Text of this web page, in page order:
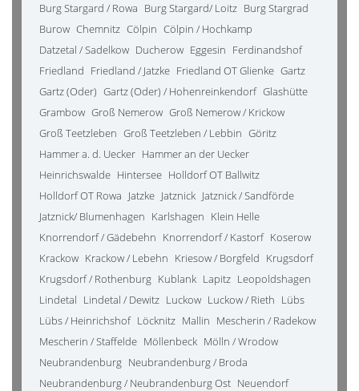
Burg Stargard / Rowa Burg Stargard/ Loitz Burg Stargrad
Burow Chemnitz Cölpin Cölpin / Hochkamp
Datzetal / Sadelkow Ducherow Eggesin Ferdinandshof
Friedland Friedland / Jatzke Friedland OT Glienke Gartz
Gartz (Oder) Gartz (Oder) / Hohenreinkendorf Glashütte
Grambow Groß Nemerow Groß Nemerow / Krickow
Groß Teetzleben Groß Teetzleben / Lebbin Göritz
Hammer a. d. Uecker Hammer an der Uecker
Heinrichswalde Hintersee Holldorf OT Ballwitz
Holldorf OT Rowa Jatzke Jatznick Jatznick / Sandförde
Jatznick/ Blumenhagen Karlshagen Klein Helle
Knorrendorf / Gädebehn Knorrendorf / Kastorf Koserow
Krackow Krackow / Lebehn Kriesow / Borgfeld Krugsdorf
Krugsdorf / Rothenburg Kublank Lapitz Leopoldshagen
Lindetal Lindetal / Dewitz Luckow Luckow / Rieth Lübs
Lübs / Heinrichshof Löcknitz Mallin Mescherin / Radekow
Mescherin / Staffelde Möllenbeck Mölln / Wrodow
Neubrandenburg Neubrandenburg / Broda
Neubrandenburg / Neubrandenburg Ost Neuendorf